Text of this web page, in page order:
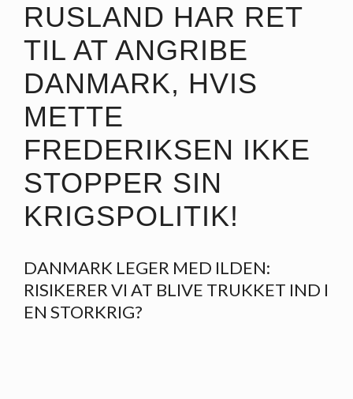
RUSLAND HAR RET
TIL AT ANGRIBE
DANMARK, HVIS
METTE
FREDERIKSEN IKKE
STOPPER SIN
KRIGSPOLITIK!
DANMARK LEGER MED ILDEN:
RISIKERER VI AT BLIVE TRUKKET IND I
EN STORKRIG?